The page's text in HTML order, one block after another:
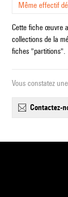
Même effectif
Cette fiche œuvre
collections de la
fiches "partitions".
Vous constatez
contactez-